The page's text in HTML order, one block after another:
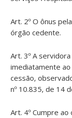
Art. 2º O ônus
órgão cedente.
Art. 3º A
imediatamente
cessão,
nº 10.835, de 14
Art. 4º Cumpre